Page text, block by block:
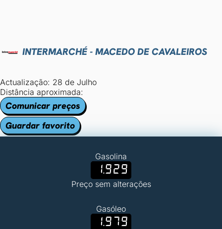
INTERMARCHÉ - MACEDO DE CAVALEIROS
Actualização: 28 de Julho
Distância aproximada:
Comunicar preços
Guardar favorito
Gasolina
1.929
Preço sem alterações
Gasóleo
1.979